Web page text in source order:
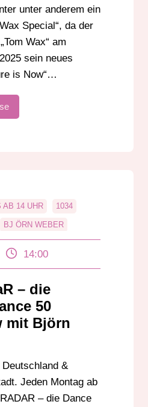
unter anderem ein
Special“, da der
Wax“ am
sein neues
is Now“…
AB 14 UHR 1034
BJ ÖRN WEBER
DEEJAY
HESSEN
OFFIZIELLE CHARTS
14:00
– die
50
mit Björn
&
Jeden Montag ab
– die Dance